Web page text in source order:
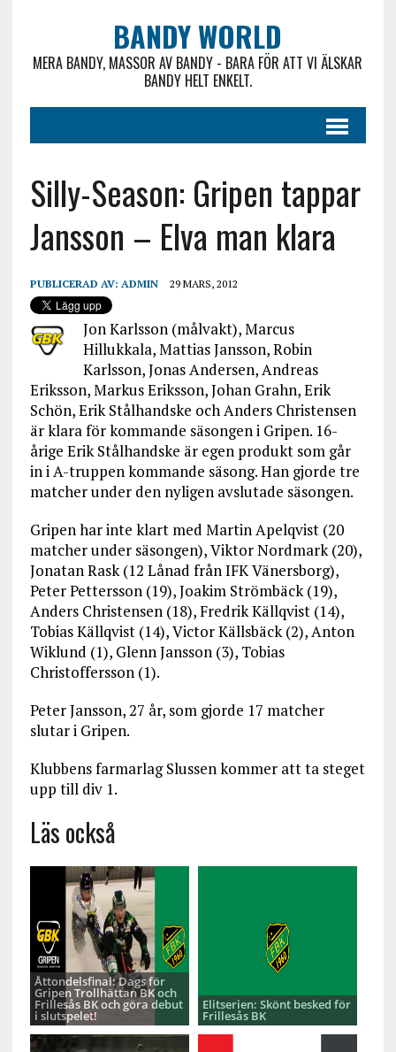
BANDY WORLD
MERA BANDY, MASSOR AV BANDY - BARA FÖR ATT VI ÄLSKAR
BANDY HELT ENKELT.
Silly-Season: Gripen tappar
Jansson – Elva man klara
PUBLICERAD AV: ADMIN 29 MARS, 2012
Jon Karlsson (målvakt), Marcus
Hillukkala, Mattias Jansson, Robin
Karlsson, Jonas Andersen, Andreas
Eriksson, Markus Eriksson, Johan Grahn, Erik
Schön, Erik Stålhandske och Anders Christensen
är klara för kommande säsongen i Gripen. 16-
årige Erik Stålhandske är egen produkt som går
in i A-truppen kommande säsong. Han gjorde tre
matcher under den nyligen avslutade säsongen.
Gripen har inte klart med Martin Apelqvist (20
matcher under säsongen), Viktor Nordmark (20),
Jonatan Rask (12 Lånad från IFK Vänersborg),
Peter Pettersson (19), Joakim Strömbäck (19),
Anders Christensen (18), Fredrik Källqvist (14),
Tobias Källqvist (14), Victor Källsbäck (2), Anton
Wiklund (1), Glenn Jansson (3), Tobias
Christoffersson (1).
Peter Jansson, 27 år, som gjorde 17 matcher
slutar i Gripen.
Klubbens farmarlag Slussen kommer att ta steget
upp till div 1.
Läs också
Åttondelsfinal: Dags för
Gripen Trollhättan BK och
Frillesås BK och göra debut
i slutspelet!
Elitserien: Skönt besked för
Frillesås BK